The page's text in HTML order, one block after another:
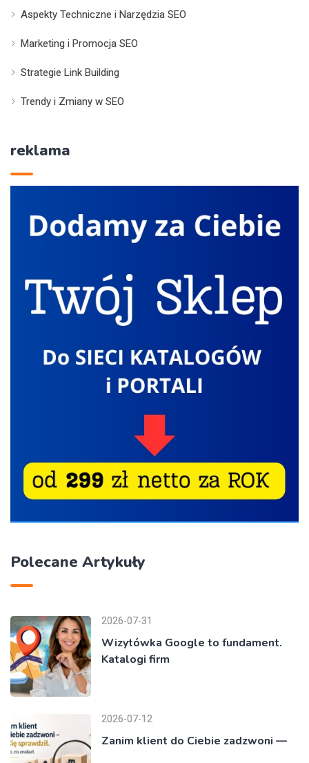
Aspekty Techniczne i Narzędzia SEO
Marketing i Promocja SEO
Strategie Link Building
Trendy i Zmiany w SEO
reklama
Polecane Artykuły
2026-07-31
Wizytówka Google to fundament.
Katalogi firm
2026-07-12
Zanim klient do Ciebie zadzwoni —